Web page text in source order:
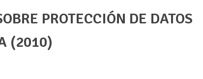
PROTECCIÓN DE DATOS
(2010)